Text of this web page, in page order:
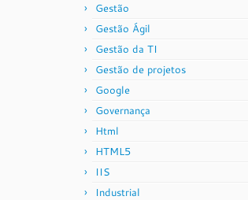
Gestão
Gestão Ágil
Gestão da TI
Gestão de projetos
Google
Governança
Html
HTML5
IIS
Industrial